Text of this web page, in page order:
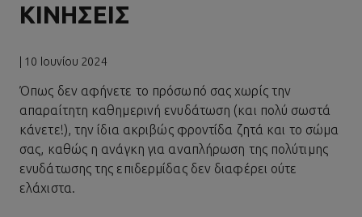
ΚΙΝΉΣΕΙΣ
| 10 Ιουνίου 2024
Όπως δεν αφήνετε το πρόσωπό σας χωρίς την
απαραίτητη καθημερινή ενυδάτωση (και πολύ σωστά
κάνετε!), την ίδια ακριβώς φροντίδα ζητά και το σώμα
σας, καθώς η ανάγκη για αναπλήρωση της πολύτιμης
ενυδάτωσης της επιδερμίδας δεν διαφέρει ούτε
ελάχιστα.